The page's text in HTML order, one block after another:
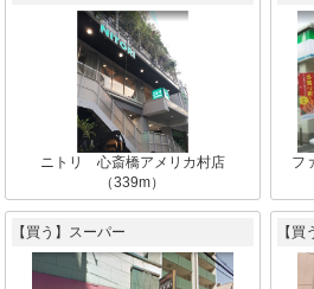
ニトリ 心斎橋アメリカ村店
（339m）
フ
【買う】スーパー 【